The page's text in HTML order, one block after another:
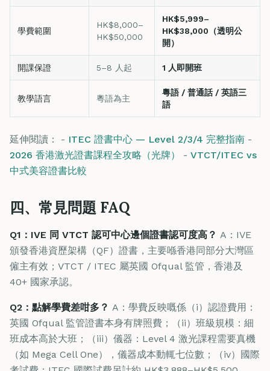
學費範圍
HK$8,000–
HK$50,000
HK$5,999–
HK$38,000（透明公
開）
開課保證 5–8 人起 1 人即開班
教學語言 粵語為主
粵語 / 普通話 / 英語三
語
延伸閱讀： - ITEC 證書中心 — Level 2/3/4 完整指南 -
2026 香港激光證書課程全攻略（光牌）
- VTCT/ITEC vs
中式美容證書比較
四、常見問題 FAQ
Q1：IVE 同 VTCT 認可中心邊個證書認可度高？ A：IVE
頒發香港資歷架構（QF）證書，主要喺香港同部分大灣區
僱主有效；VTCT / ITEC 屬英國 Ofqual 監管，香港及
40+ 國家承認。
Q2：點解學費差咁多？ A：學費反映嘅係（i）認證費用：
英國 Ofqual 監管證書本身有牌照費；（ii）班級規模：細
班成本高於大班；（iii）儀器：Level 4 激光課程需要真機
（如 Mega Cell One），儀器成本動輒七位數；（iv）國際